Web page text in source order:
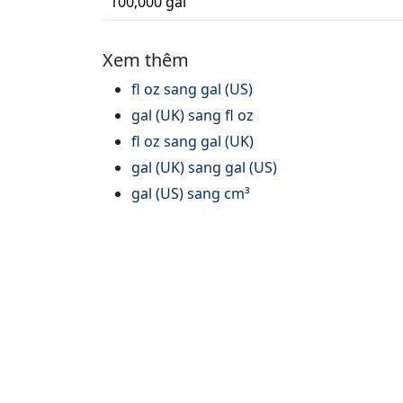
Xem thêm
fl oz sang gal (US)
gal (UK) sang fl oz
fl oz sang gal (UK)
gal (UK) sang gal (US)
gal (US) sang cm³